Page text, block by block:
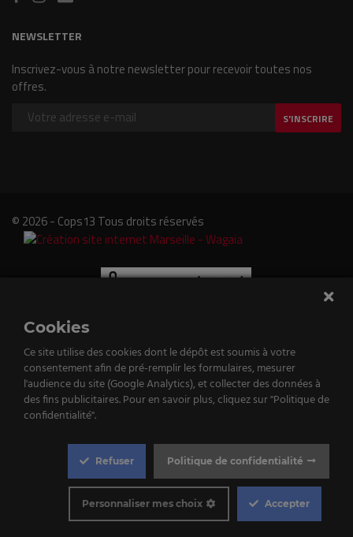
NEWSLETTER
Inscrivez-vous à notre newsletter pour recevoir toutes nos
offres.
S'INSCRIRE
© 2026 - Cops13 Tous droits réservés
Cookies
Ce site utilise des cookies dont le dépôt est soumis à votre
consentement afin de pré-remplir les formulaires, mesurer
l'audience du site (Google Analytics), et collecter des données à
des fins publicitaires. Pour en savoir plus, cliquez sur "Politique de
confidentialité".
Politique de confidentialité
Refuser
Accepter
Personnaliser mes choix